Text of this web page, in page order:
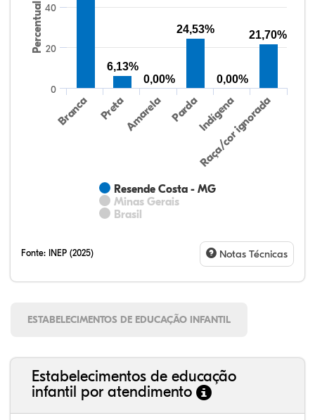
Percentual
Resende Costa - MG
Minas Gerais
Brasil
Branca PretaAmarela PardaIndígena
Raça/cor ignorada
0
20
40
6,13%
0,00%
24,53%
0,00%
21,70%
Fonte: INEP (2025) Notas Técnicas
ESTABELECIMENTOS DE EDUCAÇÃO INFANTIL
Estabelecimentos de educação
infantil por atendimento